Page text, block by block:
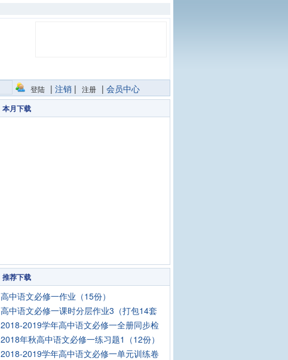
登陆 | 注销 | 注册 | 会员中心
本月下载
推荐下载
高中语文必修一作业（15份）
高中语文必修一课时分层作业3（打包14套
2018-2019学年高中语文必修一全册同步检
2018年秋高中语文必修一练习题1（12份）
2018-2019学年高中语文必修一单元训练卷